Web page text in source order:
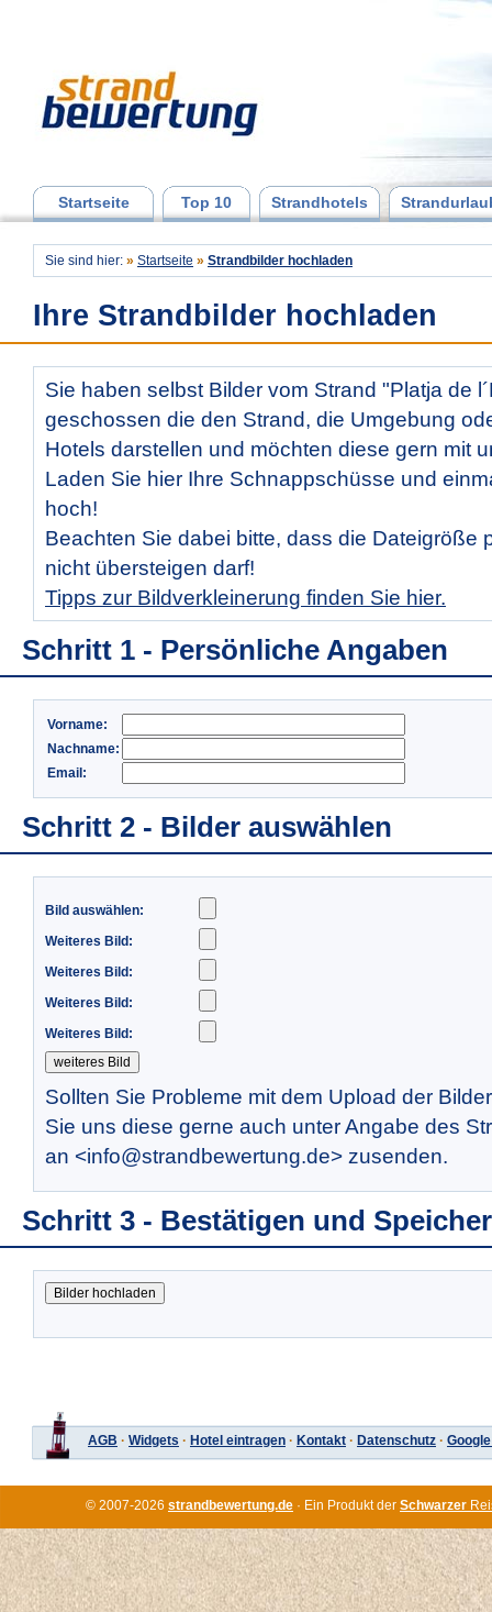
Startseite Top 10 Strandhotels
Sie sind hier: » Startseite » Strandbilder hochladen
Ihre Strandbilder hochladen
Sie haben selbst Bilder vom Strand "Platja de
geschossen die den Strand, die Umgebung
Hotels darstellen und möchten diese gern mit
Laden Sie hier Ihre Schnappschüsse und
hoch!
Beachten Sie dabei bitte, dass die Dateigröße
nicht übersteigen darf!
Tipps zur Bildverkleinerung finden Sie hier.
Schritt 1 - Persönliche Angaben
Vorname:
Nachname:
Email:
Schritt 2 - Bilder auswählen
Bild auswählen:
Weiteres Bild:
Weiteres Bild:
Weiteres Bild:
Weiteres Bild:
Sollten Sie Probleme mit dem Upload der
Sie uns diese gerne auch unter Angabe des
an <info@strandbewertung.de> zusenden.
Schritt 3 - Bestätigen und
AGB · Widgets · Hotel eintragen · Kontakt · Datenschutz ·
© 2007-2026 strandbewertung.de · Ein Produkt der Schwarzer